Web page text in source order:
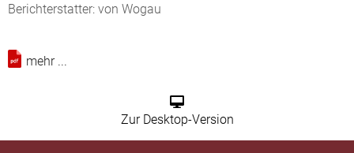
Berichterstatter: von Wogau
mehr ...
Zur Desktop-Version